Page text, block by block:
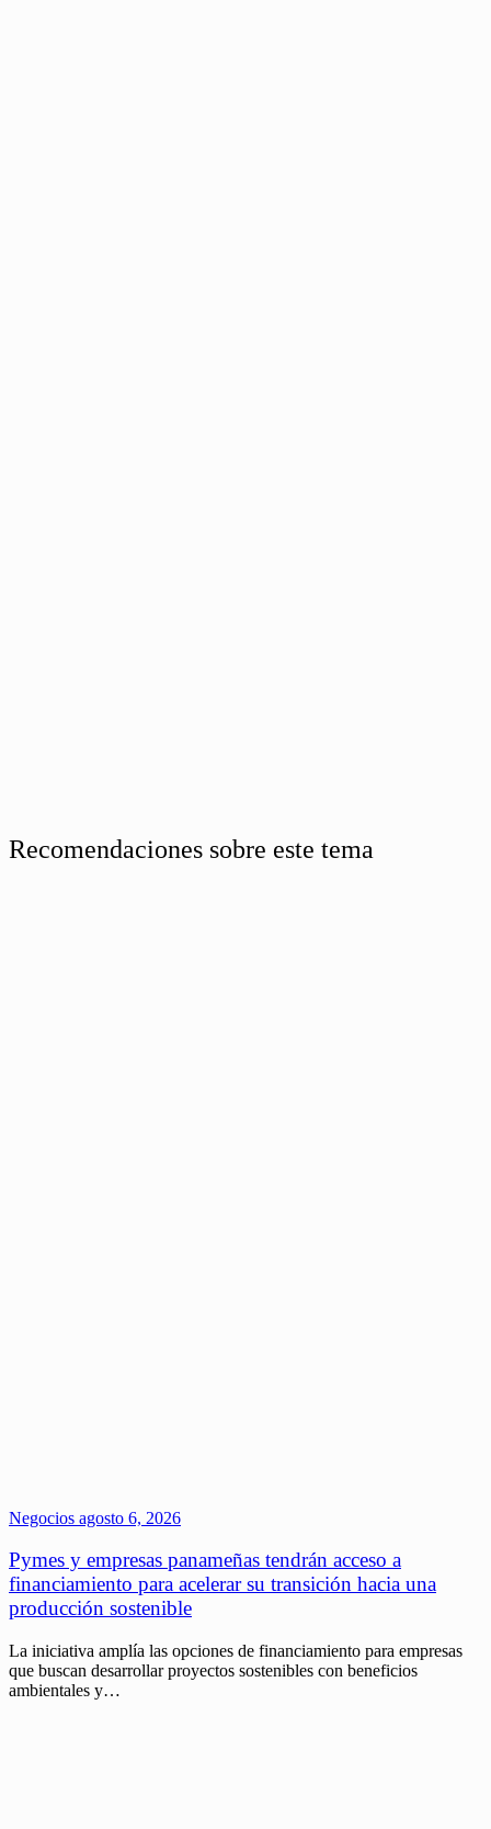
Recomendaciones sobre este tema
Negocios agosto 6, 2026
Pymes y empresas panameñas tendrán acceso a
financiamiento para acelerar su transición hacia una
producción sostenible
La iniciativa amplía las opciones de financiamiento para empresas
que buscan desarrollar proyectos sostenibles con beneficios
ambientales y…